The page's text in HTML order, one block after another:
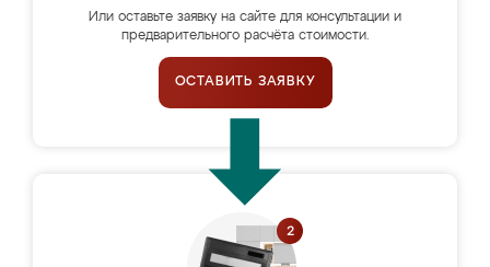
Или оставьте заявку на сайте для консультации и
предварительного расчёта стоимости.
ОСТАВИТЬ ЗАЯВКУ